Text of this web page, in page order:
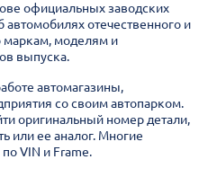
официальных заводских
автомобилях отечественного и
маркам, моделям и
выпуска.
автомагазины,
со своим автопарком.
оригинальный номер детали,
или ее аналог. Многие
VIN и Frame.